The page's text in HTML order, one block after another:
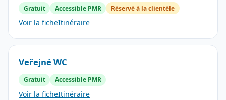
Gratuit Accessible PMR Réservé à la clientèle
Voir la ficheItinéraire
Veřejné WC
Gratuit Accessible PMR
Voir la ficheItinéraire